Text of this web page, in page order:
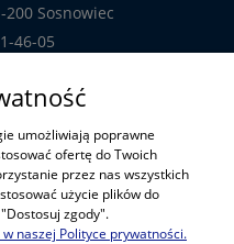
Sosnowiec
46-05
00
147
umożliwiają poprawne
ofertę do Twoich
przez nas wszystkich
użycie plików do
zgody".
naszej Polityce prywatności.